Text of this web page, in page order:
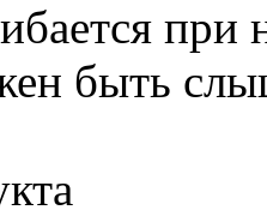
при
быть